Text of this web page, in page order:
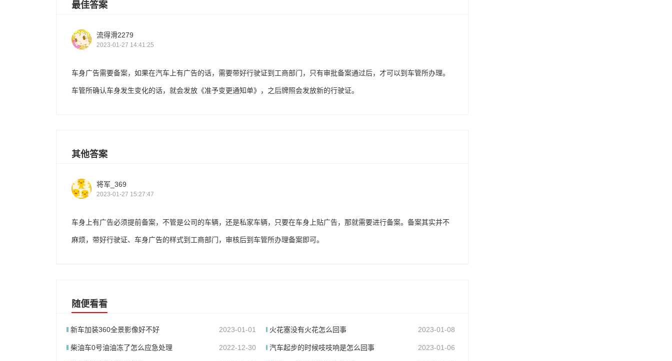
最佳答案
流得滑2279
2023-01-27 14:41:25
车身广告需要备案，如果在汽车上有广告的话，需要带好行驶证到工商部门，只有审批备案通过后，才可以到车管所办理。
车管所确认车身发生变化的话，就会发放《准予变更通知单》，之后牌照会发放新的行驶证。
其他答案
将军_369
2023-01-27 15:27:47
车身上有广告必须提前备案，不管是公司的车辆，还是私家车辆，只要在车身上贴广告，那就需要进行备案。备案其实并不
麻烦，带好行驶证、车身广告的样式到工商部门，审核后到车管所办理备案即可。
随便看看
新车加装360全景影像好不好 2023-01-01 火花塞没有火花怎么回事 2023-01-08
柴油车0号油油冻了怎么应急处理 2022-12-30 汽车起步的时候吱吱响是怎么回事 2023-01-06